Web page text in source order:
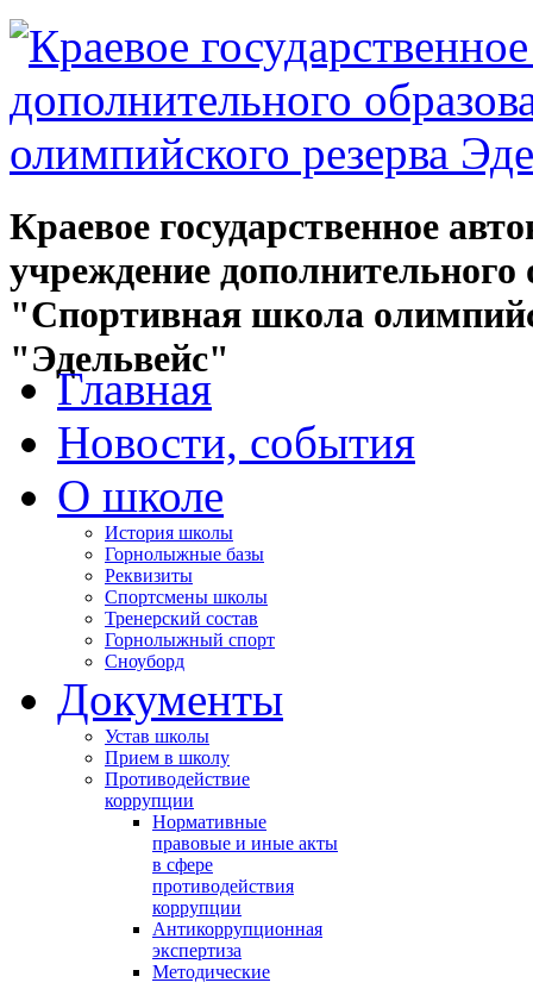
Краевое государственное
учреждение дополнительного
"Спортивная школа
"Эдельвейс"
Главная
Новости, события
О школе
История школы
Горнолыжные базы
Реквизиты
Спортсмены школы
Тренерский состав
Горнолыжный спорт
Сноуборд
Документы
Устав школы
Прием в школу
Противодействие
коррупции
Нормативные
правовые и иные акты
в сфере
противодействия
коррупции
Антикоррупционная
экспертиза
Методические